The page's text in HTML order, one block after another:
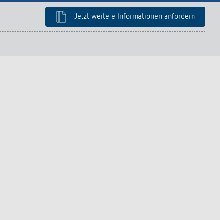
Jetzt weitere Informationen anfordern